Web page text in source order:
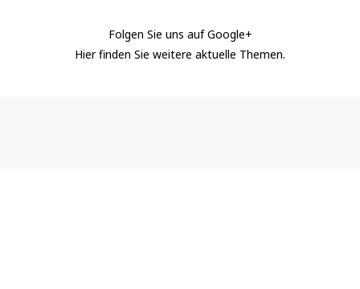
Folgen Sie uns auf Google+
Hier finden Sie weitere aktuelle Themen.